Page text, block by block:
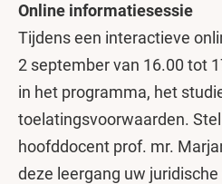
Online informatiesessie
Tijdens een interactieve
2 september van 16.00 tot
in het programma, het
toelatingsvoorwaarden.
hoofddocent prof. mr.
deze leergang uw